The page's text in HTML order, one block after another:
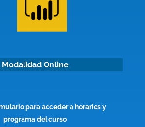
Modalidad Online
para acceder a horarios y
programa del curso